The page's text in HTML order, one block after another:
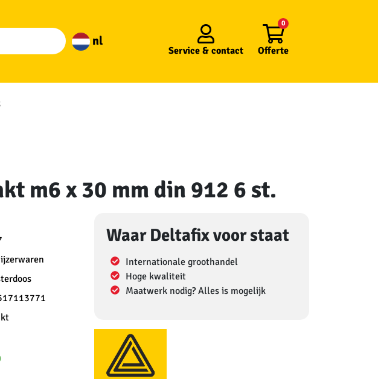
nl
Service & contact Offerte
0
m6 x 30 mm din 912 6 st.
Waar Deltafix voor staat
Internationale groothandel
Hoge kwaliteit
Maatwerk nodig? Alles is mogelijk